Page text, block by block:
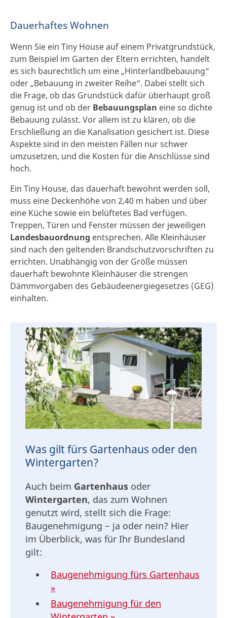
Dauerhaftes Wohnen
Wenn Sie ein Tiny House auf einem Privatgrundstück,
zum Beispiel im Garten der Eltern errichten, handelt
es sich baurechtlich um eine „Hinterlandbebauung“
oder „Bebauung in zweiter Reihe“. Dabei stellt sich
die Frage, ob das Grundstück dafür überhaupt groß
genug ist und ob der Bebauungsplan eine so dichte
Bebauung zulässt. Vor allem ist zu klären, ob die
Erschließung an die Kanalisation gesichert ist. Diese
Aspekte sind in den meisten Fällen nur schwer
umzusetzen, und die Kosten für die Anschlüsse sind
hoch.
Ein Tiny House, das dauerhaft bewohnt werden soll,
muss eine Deckenhöhe von 2,40 m haben und über
eine Küche sowie ein belüftetes Bad verfügen.
Treppen, Türen und Fenster müssen der jeweiligen
Landesbauordnung entsprechen. Alle Kleinhäuser
sind nach den geltenden Brandschutzvorschriften zu
errichten. Unabhängig von der Größe müssen
dauerhaft bewohnte Kleinhäuser die strengen
Dämmvorgaben des Gebäudeenergiegesetzes (GEG)
einhalten.
Was gilt fürs Gartenhaus oder den
Wintergarten?
Auch beim Gartenhaus oder
Wintergarten, das zum Wohnen
genutzt wird, stellt sich die Frage:
Baugenehmigung − ja oder nein? Hier
im Überblick, was für Ihr Bundesland
gilt:
Baugenehmigung fürs Gartenhaus
»
Baugenehmigung für den